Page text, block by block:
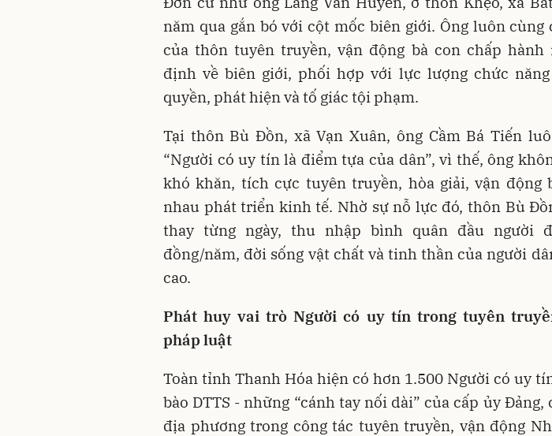
năm qua gắn bó với cột mốc biên giới. Ông luôn cùng
của thôn tuyên truyền, vận động bà con chấp hành
định về biên giới, phối hợp với lực lượng chức
quyền, phát hiện và tố giác tội phạm.
Tại thôn Bù Đồn, xã Vạn Xuân, ông Cầm Bá Tiến
“Người có uy tín là điểm tựa của dân”, vì thế, ông
khó khăn, tích cực tuyên truyền, hòa giải, vận động
nhau phát triển kinh tế. Nhờ sự nỗ lực đó, thôn Bù
thay từng ngày, thu nhập bình quân đầu người
đồng/năm, đời sống vật chất và tinh thần của người
cao.
Phát huy vai trò Người có uy tín trong tuyên
pháp luật
Toàn tỉnh Thanh Hóa hiện có hơn 1.500 Người có uy
bào DTTS - những “cánh tay nối dài” của cấp ủy Đảng,
địa phương trong công tác tuyên truyền, vận động